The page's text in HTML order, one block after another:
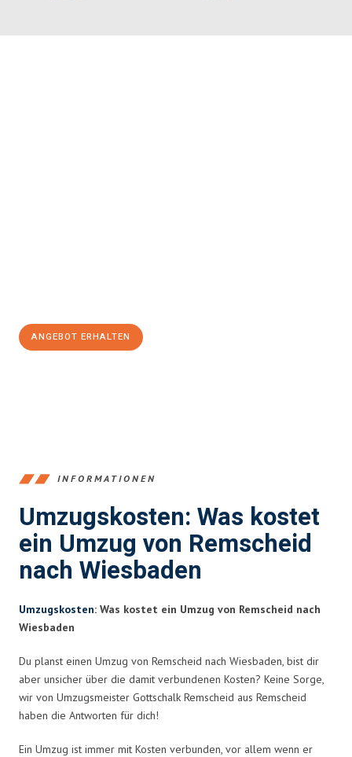
ANGEBOT ERHALTEN
INFORMATIONEN
Umzugskosten: Was kostet
ein Umzug von Remscheid
nach Wiesbaden
Umzugskosten: Was kostet ein Umzug von Remscheid nach
Wiesbaden
Du planst einen Umzug von Remscheid nach Wiesbaden, bist dir
aber unsicher über die damit verbundenen Kosten? Keine Sorge,
wir von Umzugsmeister Gottschalk Remscheid aus Remscheid
haben die Antworten für dich!
Ein Umzug ist immer mit Kosten verbunden, vor allem wenn er